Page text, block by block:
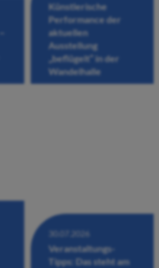
Künstlerische
Performance der
aktuellen
Ausstellung
„beflügelt“ in der
Wandelhalle
30.07.2026
Veranstaltungs-
Tipps: Das steht am